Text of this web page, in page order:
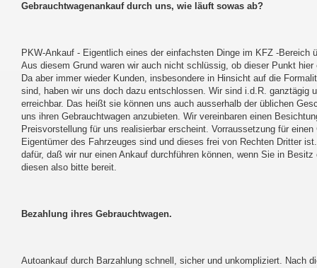
Gebrauchtwagenankauf durch uns, wie läuft sowas ab?
PKW-Ankauf - Eigentlich eines der einfachsten Dinge im KFZ -Bereich
Aus diesem Grund waren wir auch nicht schlüssig, ob dieser Punkt
Da aber immer wieder Kunden, insbesondere in Hinsicht auf die
sind, haben wir uns doch dazu entschlossen. Wir sind i.d.R. ganztägig
erreichbar. Das heißt sie können uns auch ausserhalb der üblichen
uns ihren Gebrauchtwagen anzubieten. Wir vereinbaren einen
Preisvorstellung für uns realisierbar erscheint. Vorraussetzung für
Eigentümer des Fahrzeuges sind und dieses frei von Rechten Dritter
dafür, daß wir nur einen Ankauf durchführen können, wenn Sie in
diesen also bitte bereit.
Bezahlung ihres Gebrauchtwagen.
Autoankauf durch Barzahlung schnell, sicher und unkompliziert. Nach